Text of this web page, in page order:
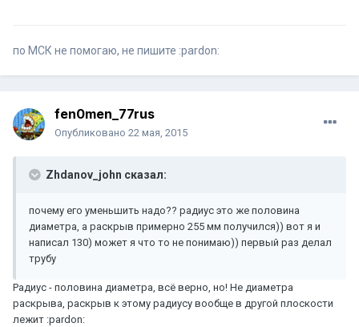
по МСК не помогаю, не пишите :pardon:
fen0men_77rus
Опубликовано 22 мая, 2015
Zhdanov_john сказал:
почему его уменьшить надо?? радиус это же половина
диаметра, а раскрыв примерно 255 мм получился)) вот я и
написал 130) может я что то не понимаю)) первый раз делал
трубу
Радиус - половина диаметра, всё верно, но! Не диаметра
раскрыва, раскрыв к этому радиусу вообще в другой плоскости
лежит :pardon: